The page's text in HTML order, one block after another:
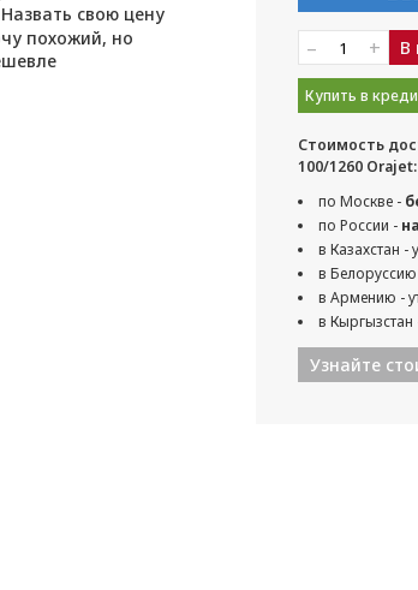
Назвать свою цену
похожий, но
– + В
Купить в
Стоимость
100/1260 Orajet:
по Москве -
по России -
в Казахстан -
в
в Армению -
в Кыргызстан
Узнайте